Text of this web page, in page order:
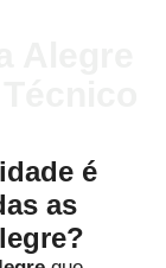
é
as